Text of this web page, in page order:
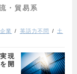
・貿易系
企業 英語力不問
土
現
開